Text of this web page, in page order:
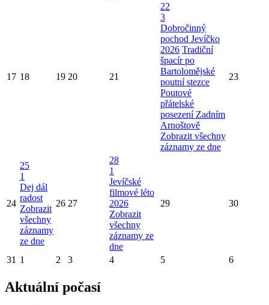
17 18 19 20 21
22
3
Dobročinný
pochod Jevíčko
2026 Tradiční
špacír po
Bartolomějské
poutní stezce
Poutové
přátelské
posezení Zadním
Arnoštově
Zobrazit všechny
záznamy ze dne
23
24
25
1
Dej dál
radost
Zobrazit
všechny
záznamy
ze dne
26 27
28
1
Jevíčské
filmové léto
2026
Zobrazit
všechny
záznamy ze
dne
29 30
31 1 2 3 4 5 6
Aktuální počasí